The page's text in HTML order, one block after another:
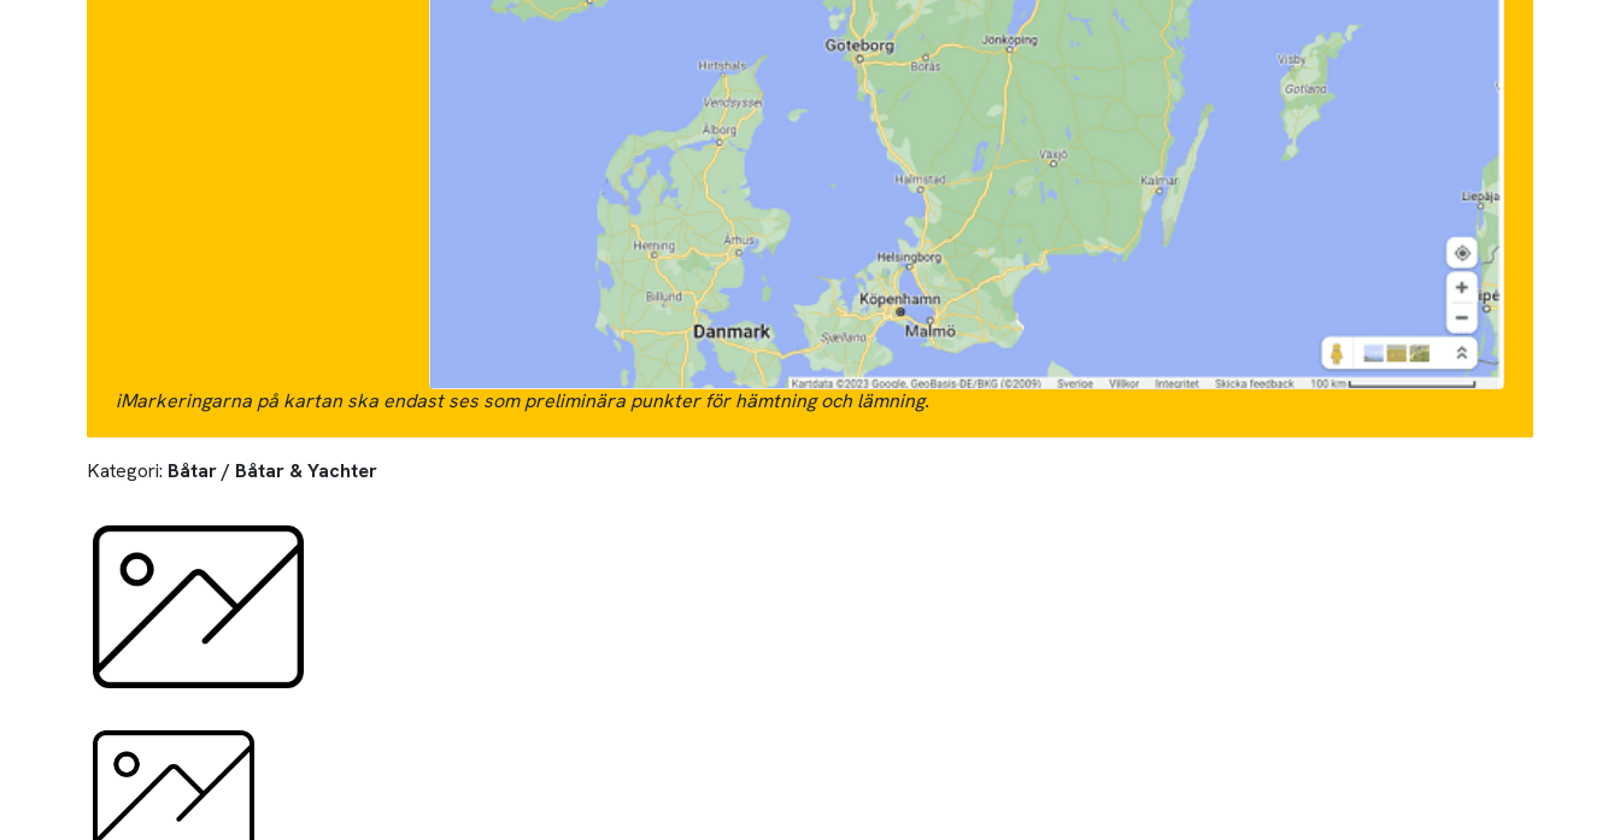
iMarkeringarna på kartan ska endast ses som preliminära punkter för hämtning och lämning.
Kategori: Båtar / Båtar & Yachter